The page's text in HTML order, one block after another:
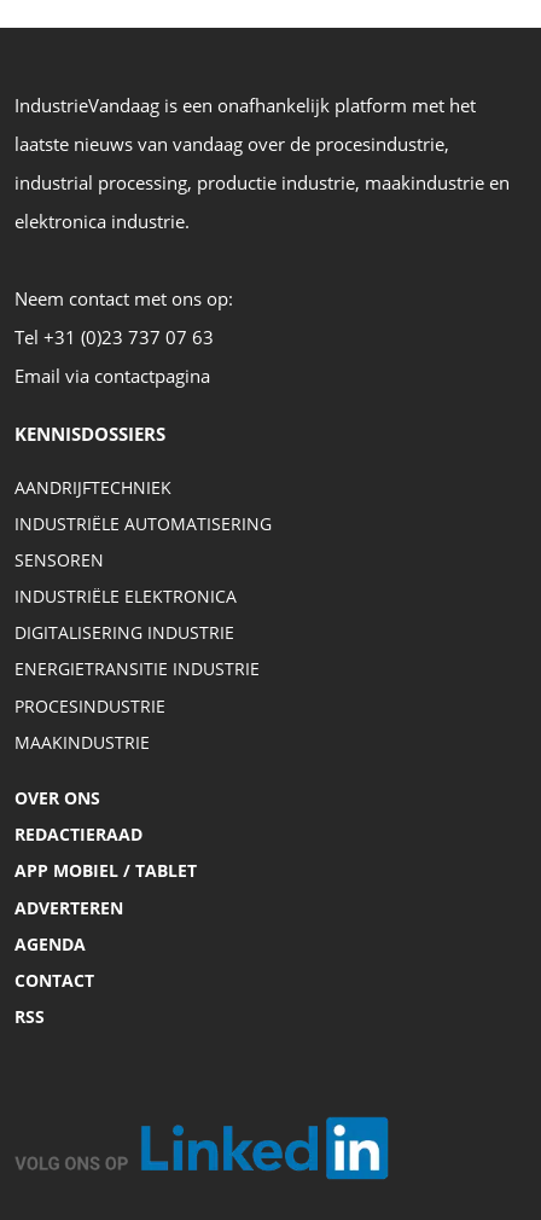
IndustrieVandaag is een onafhankelijk platform met het
laatste nieuws van vandaag over de procesindustrie,
industrial processing, productie industrie, maakindustrie en
elektronica industrie.
Neem contact met ons op:
Tel +31 (0)23 737 07 63
Email via contactpagina
KENNISDOSSIERS
AANDRIJFTECHNIEK
INDUSTRIËLE AUTOMATISERING
SENSOREN
INDUSTRIËLE ELEKTRONICA
DIGITALISERING INDUSTRIE
ENERGIETRANSITIE INDUSTRIE
PROCESINDUSTRIE
MAAKINDUSTRIE
OVER ONS
REDACTIERAAD
APP MOBIEL / TABLET
ADVERTEREN
AGENDA
CONTACT
RSS